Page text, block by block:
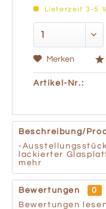
Lieferzeit 3-5
Merken
Artikel-Nr.:
Beschreibung/
-
lackierter
mehr
Bewertungen
0
Bewertungen